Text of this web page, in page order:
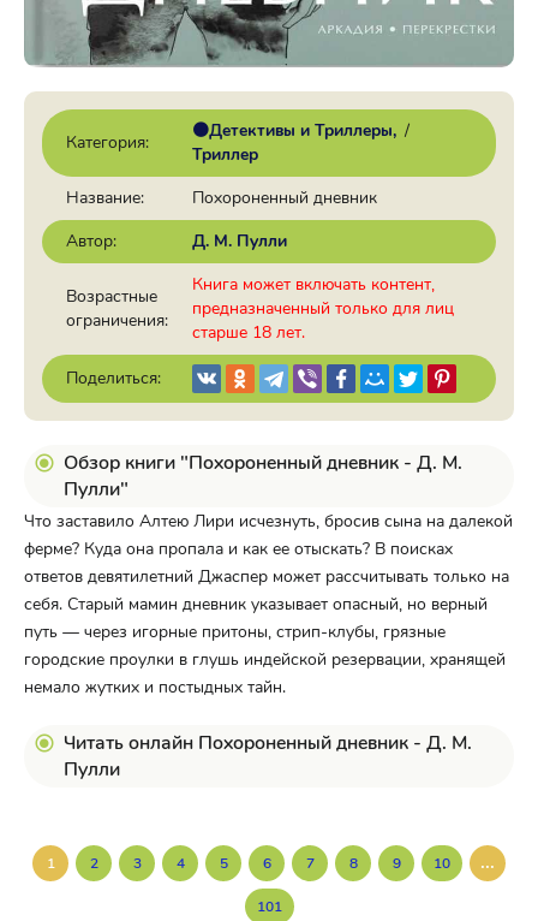
Категория:
🟠Детективы и Триллеры /
Триллер
Название:
Похороненный дневник
Автор:
Д. М. Пулли
Возрастные
ограничения:
Книга может включать контент,
предназначенный только для лиц
старше 18 лет.
Поделиться:
Обзор книги "Похороненный дневник - Д. М.
Пулли"
Что заставило Алтею Лири исчезнуть, бросив сына на далекой
ферме? Куда она пропала и как ее отыскать? В поисках
ответов девятилетний Джаспер может рассчитывать только на
себя. Старый мамин дневник указывает опасный, но верный
путь — через игорные притоны, стрип-клубы, грязные
городские проулки в глушь индейской резервации, хранящей
немало жутких и постыдных тайн.
Читать онлайн Похороненный дневник - Д. М.
Пулли
1 2 3 4 5 6 7 8 9 10 ...
101